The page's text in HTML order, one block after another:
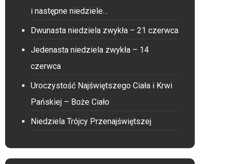
i następne niedziele…
Dwunasta niedziela zwykła – 21 czerwca
Jedenasta niedziela zwykła – 14
czerwca
Uroczystość Najświętszego Ciała i Krwi
Pańskiej – Boże Ciało
Niedziela Trójcy Przenajświętszej